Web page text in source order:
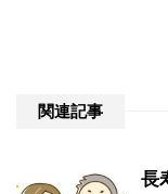
関連記事
長